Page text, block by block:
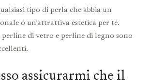
tipo di perla che abbia un
o un’attrattiva estetica per te.
di vetro e perline di legno sono
assicurarmi che il